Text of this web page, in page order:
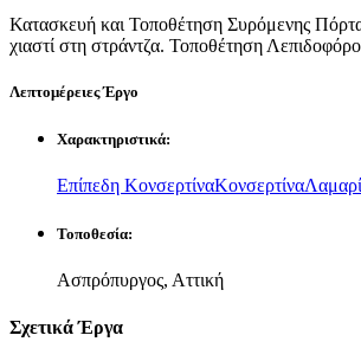
Κατασκευή και Τοποθέτηση Συρόμενης
χιαστί στη στράντζα. Τοποθέτηση
ΛεπτομέρειεςΈργο
Χαρακτηριστικά:
Επίπεδη ΚονσερτίναΚονσερτίνα
Τοποθεσία:
Ασπρόπυργος, Αττική
ΣχετικάΈργα